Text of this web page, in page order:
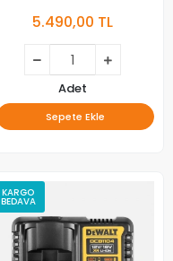
5.490,00 TL
Adet
Sepete Ekle
KARGO
BEDAVA